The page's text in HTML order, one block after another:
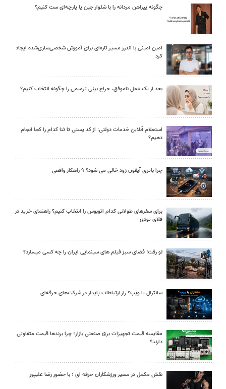
چگونه پیراهن مردانه را با شلوار جین یا پارچه‌ای ست کنیم؟
امین امینی با اندرز مسیر تازه‌ای برای آموزش شخصی‌سازی‌شده ایجاد
کرد
بعد از یک عمل ناموفق، جراح بینی ترمیمی را چگونه انتخاب کنیم؟
استعلام آنلاین خدمات دولتی: از کد پستی تا ثنا کدام را کجا انجام
دهیم؟
چرا باتری آیفون زود خالی می شود؟ ۹ راهکار واقعی
برای سفرهای طولانی کدام اتوبوس را انتخاب کنیم؟ راهنمای خرید در
فلای تودی
لو رفت! فضای سبز فیلم های سینمایی ایران را چه کسی میسازد؟
سانترال یا ویپ؟ راز ارتباطات پایدار در شرکت‌های حرفه‌ای
مقایسه قیمت تجهیزات برق صنعتی بازار؛ چرا برندها قیمت متفاوتی
دارند؟
نقش مکمل در مسیر ورزشکاران حرفه ای ؛ با حضور رضا علیپور